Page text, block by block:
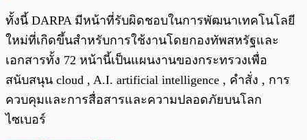
ทั้งนี้ DARPA มีหน้าที่รับผิดชอบในการพัฒนาเทคโนโลยี
ใหม่ที่เกิดขึ้นสำหรับการใช้งานโดยกองทัพสหรัฐและ
เอกสารทั้ง 72 หน้านี้เป็นแผนงานของกระทรวงเพื่อ
สนับสนุน cloud , A.I. artificial intelligence , คำสั่ง , การ
ควบคุมและการสื่อสารและความปลอดภัยบนโลก
ไซเบอร์